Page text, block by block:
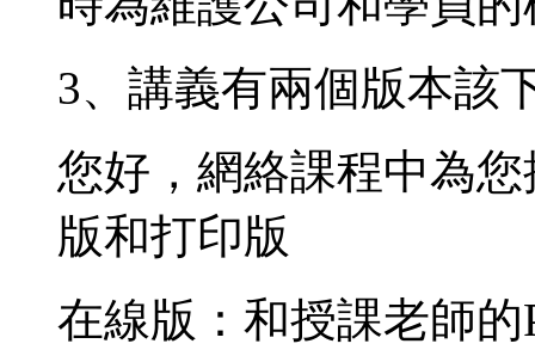
3、講義有兩個版本該
您好，網絡課程中為
版和打印版
在線版：和授課老師